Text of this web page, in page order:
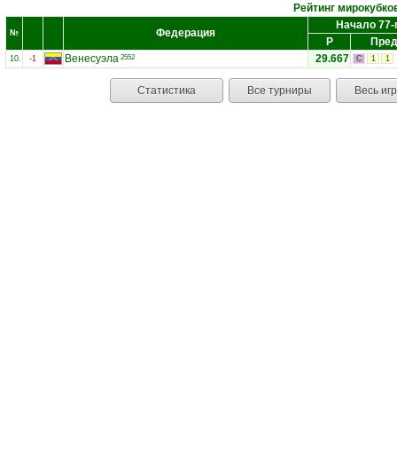
Рейтинг
№ Федерация
Начало 77-
Р
10. -1 Венесуэла 2552 29.667 С 1 1
Статистика Все турниры Весь